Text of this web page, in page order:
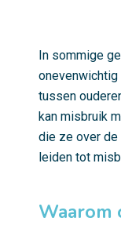
In sommige
tussen
kan misbruik
die ze over de
leiden tot
Waarom